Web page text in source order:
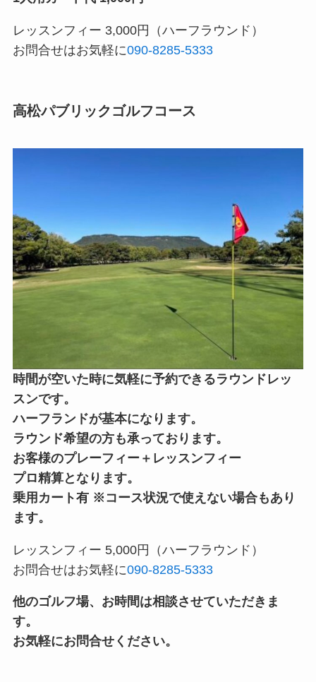
レッスンフィー 3,000円（ハーフラウンド）
お問合せはお気軽に090-8285-5333
高松パブリックゴルフコース
時間が空いた時に気軽に予約できるラウンドレッ
スンです。
ハーフランドが基本になります。
ラウンド希望の方も承っております。
お客様のプレーフィー＋レッスンフィー
プロ精算となります。
乗用カート有 ※ コース状況で使えない場合もあり
ます。
レッスンフィー 5,000円（ハーフラウンド）
お問合せはお気軽に090-8285-5333
他のゴルフ場、お時間は相談させていただきま
す。
お気軽にお問合せください。